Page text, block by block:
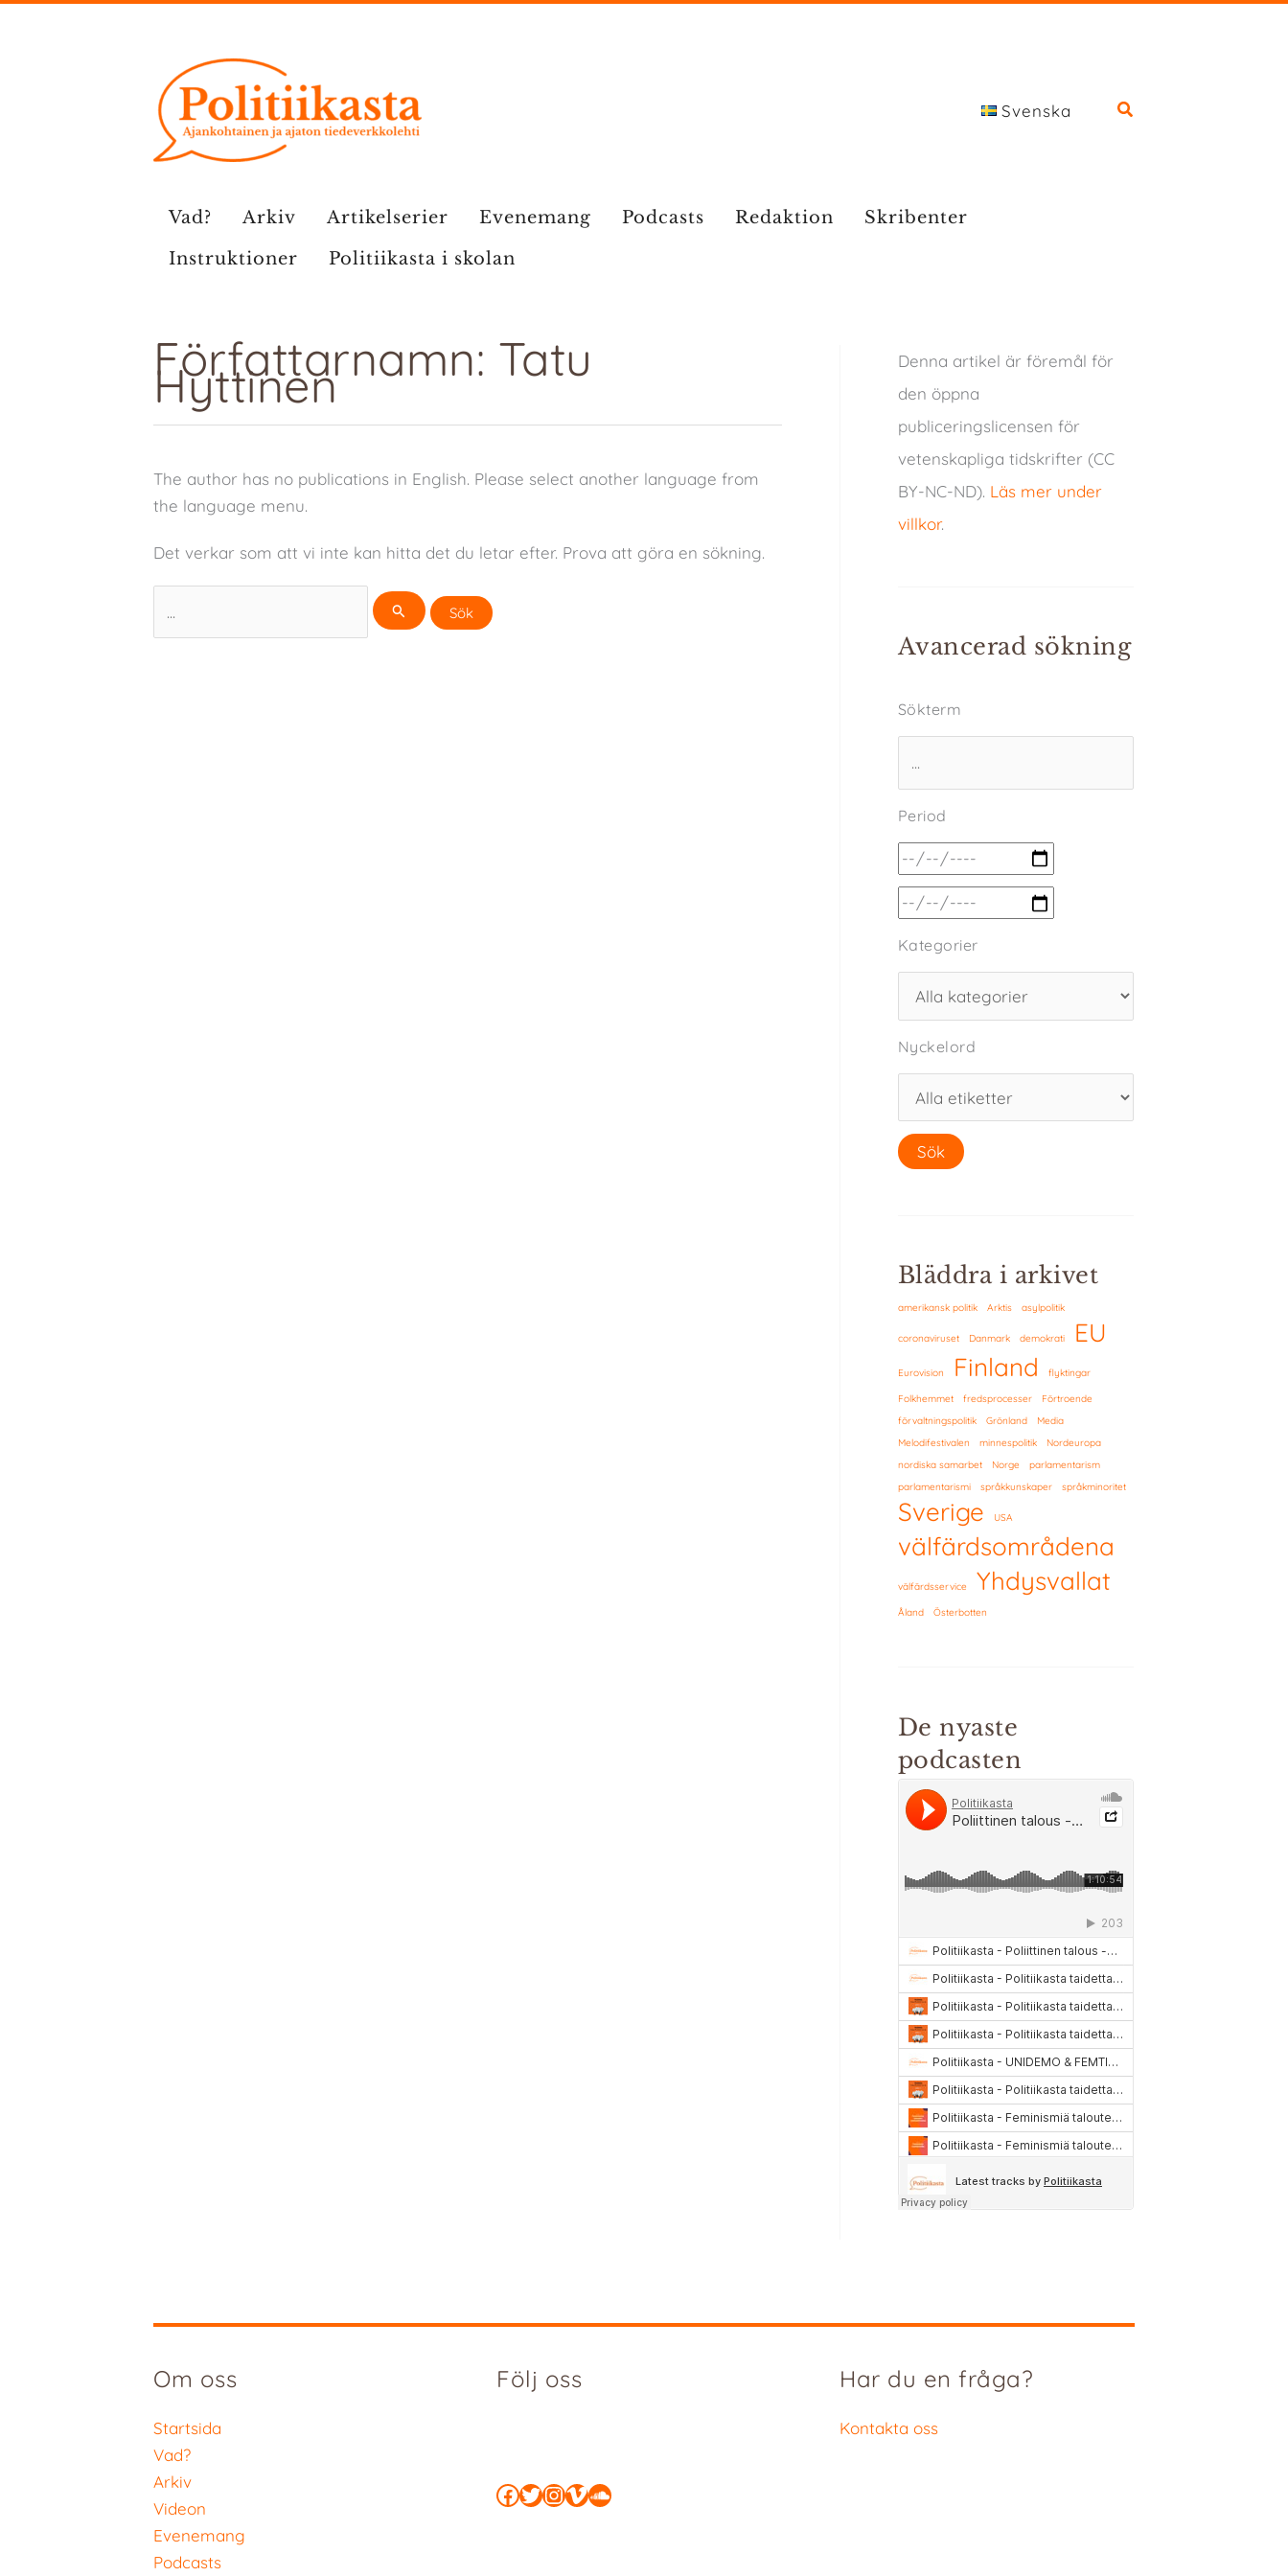
Svenska
Vad? Arkiv Artikelserier Evenemang Podcasts Redaktion
Skribenter
Instruktioner
Politiikasta i skolan
Författarnamn: Tatu
Hyttinen
The author has no publications in English. Please select another language from
the language menu.
Det verkar som att vi inte kan hitta det du letar efter. Prova att göra en sökning.
efter:
Denna artikel är föremål för
den öppna
publiceringslicensen för
vetenskapliga tidskrifter (CC
BY-NC-ND). Läs mer under
villkor.
Avancerad sökning
Sökterm
Period
Kategorier
Nyckelord
Bläddra i arkivet
amerikansk politik Arktis asylpolitik
coronaviruset Danmark demokrati EU
Eurovision Finland flyktingar
Folkhemmet fredsprocesser
Förtroende
förvaltningspolitik
Grönland
Media
Melodifestivalen
minnespolitik
Nordeuropa
nordiska samarbet
Norge
parlamentarism
parlamentarismi
språkkunskaper språkminoritet
Sverige USA
välfärdsområdena
välfärdsservice Yhdysvallat
Åland Österbotten
De nyaste
podcasten
Om oss
Startsida
Vad?
Arkiv
Videon
Evenemang
Podcasts
Följ oss
Facebook
Twitter
Instagram
Vimeo
SoundCloud
Har du en fråga?
Kontakta oss